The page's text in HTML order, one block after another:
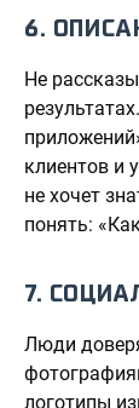
6.
Не
клиентов и
не хочет
понять:
7.
Люди
логотипы